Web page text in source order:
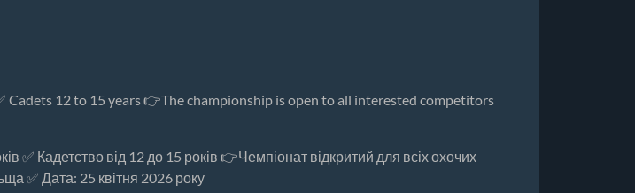
Cadets 12 to 15 years 👉The championship is open to all interested competitors
✅ Кадетство від 12 до 15 років 👉Чемпіонат відкритий для всіх охочих
✅ Дата: 25 квітня 2026 року